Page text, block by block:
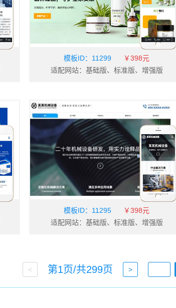
模板ID： 11299
￥398元
适配网站：基础版、标准版、增强版
模板ID： 11295
￥398元
适配网站：基础版、标准版、增强版
< 第1页/共299页 >